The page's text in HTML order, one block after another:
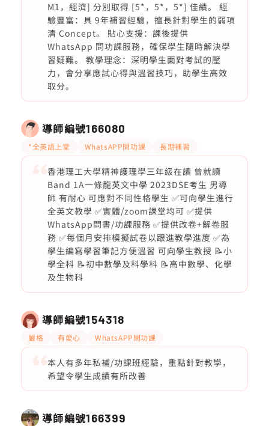
M1，經濟] 分別取得 [5*，5*，5*] 佳績。 經
驗豐富：具 9年補習經驗，擅長針對學生的弱項
清 Concept。 貼心支援：課後提供
WhatsApp 問功課服務，確保學生隨時解決學
習疑難。 教學理念：深明學生面對考試的壓
力，會分享應試心得與溫習技巧，助學生高效
取分。
導師編號166080
*全英語上堂 WhatsAPP問功課 長期補習
香港理工大學精神護理學三年級在讀 曾就讀
Band 1A一條龍英文中學 2023DSE考生 男導
師 有耐心 可應對不同性格學生 ✅可向學生進行
全英文教學 ✅實體/zoom課堂均可 ✅提供
WhatsApp問書/功課服務 ✅提供改卷+解卷服
務 ✅每個月安排模擬試卷以跟進教學進度 ✅為
學生編寫學習筆記方便溫習 可向學生教授 📝小
學全科 📝初中數學及科學科 📝高中數學、化學
及生物科
導師編號154318
嚴格 有愛心 WhatsAPP問功課
本人有多年私補/功課班經驗，重點針對教學，
希望令學生成績有所改善
導師編號166399